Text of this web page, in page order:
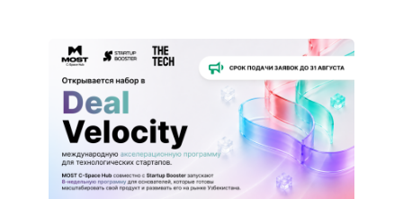
АЛМАТЫ:
КАК
AI
YOUTH
CAMP
ДАЛ
30